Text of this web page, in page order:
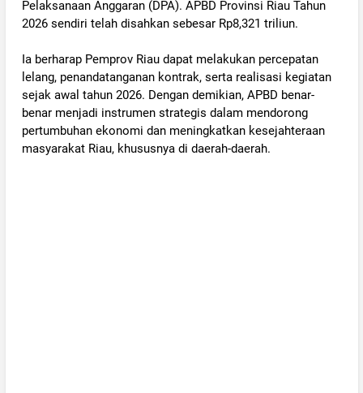
Pelaksanaan Anggaran (DPA). APBD Provinsi Riau Tahun
2026 sendiri telah disahkan sebesar Rp8,321 triliun.
‎Ia berharap Pemprov Riau dapat melakukan percepatan
lelang, penandatanganan kontrak, serta realisasi kegiatan
sejak awal tahun 2026. Dengan demikian, APBD benar-
benar menjadi instrumen strategis dalam mendorong
pertumbuhan ekonomi dan meningkatkan kesejahteraan
masyarakat Riau, khususnya di daerah-daerah.